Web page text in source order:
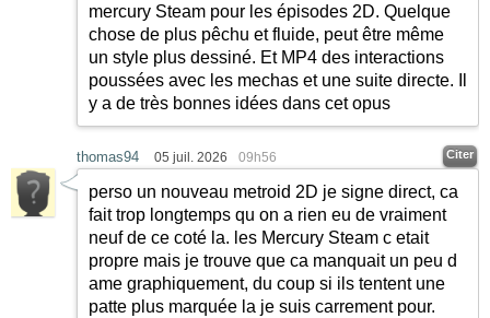
mercury Steam pour les épisodes 2D. Quelque
chose de plus pêchu et fluide, peut être même
un style plus dessiné. Et MP4 des interactions
poussées avec les mechas et une suite directe. Il
y a de très bonnes idées dans cet opus
thomas94 05 juil. 2026 09h56 Citer
perso un nouveau metroid 2D je signe direct, ca
fait trop longtemps qu on a rien eu de vraiment
neuf de ce coté la. les Mercury Steam c etait
propre mais je trouve que ca manquait un peu d
ame graphiquement, du coup si ils tentent une
patte plus marquée la je suis carrement pour.